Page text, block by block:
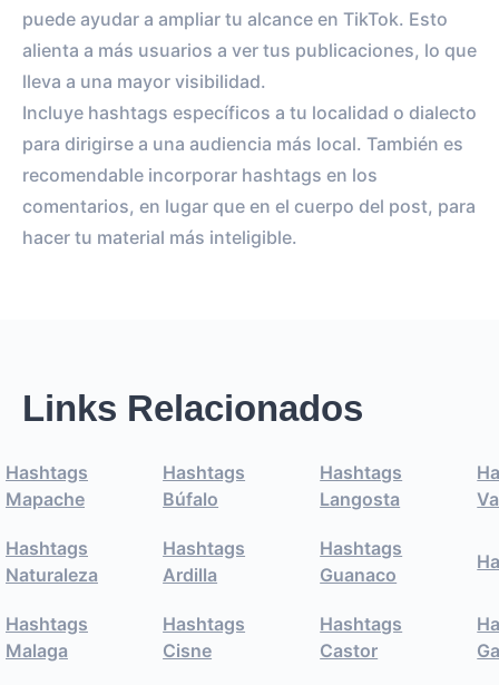
puede ayudar a ampliar tu alcance en TikTok. Esto
alienta a más usuarios a ver tus publicaciones, lo que
lleva a una mayor visibilidad.
Incluye hashtags específicos a tu localidad o dialecto
para dirigirse a una audiencia más local. También es
recomendable incorporar hashtags en los
comentarios, en lugar que en el cuerpo del post, para
hacer tu material más inteligible.
Links Relacionados
Hashtags
Mapache
Hashtags
Búfalo
Hashtags
Langosta
Hashtags
Naturaleza
Hashtags
Ardilla
Hashtags
Guanaco
Hashtags
Malaga
Hashtags
Cisne
Hashtags
Castor